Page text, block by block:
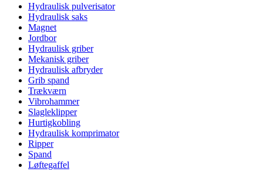
Hydraulisk pulverisator
Hydraulisk saks
Magnet
Jordbor
Hydraulisk griber
Mekanisk griber
Hydraulisk afbryder
Grib spand
Trækværn
Vibrohammer
Slagleklipper
Hurtigkobling
Hydraulisk komprimator
Ripper
Spand
Løftegaffel